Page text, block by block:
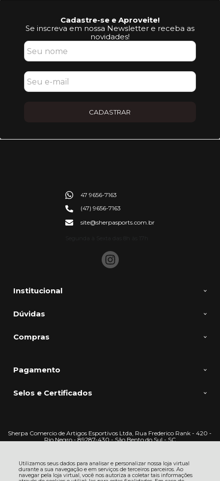
Utilizamos seus dados para analisar e personalizar nossa loja virtual
durante a sua navegação e em serviços de terceiros parceiros. Ao
navegar pela loja virtual, você nos autoriza a coletar tais informações
Cadastre-se e Aproveite!
Se inscreva em nossa Newsletter e receba as
novidades!
CADASTRAR
Institucional
Dúvidas
Compras
47 9656-7163
(47) 9656-7163
site@sherpasports.com.br
Pagamento
Selos e Certificados
Sherpa Comercio de Artigos Esportivos Ltda, Rua Frederico Rank - 420 -
Rio Negro - 89287-430 - São Bento do Sul - SC